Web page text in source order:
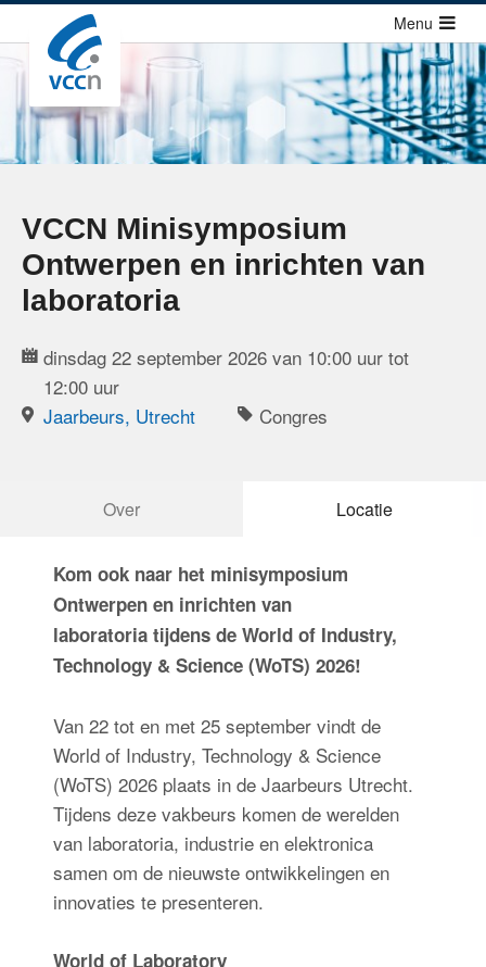
Sla
links
over
Jump
to
to
main
content
Menu
VCCN Minisymposium
Ontwerpen en inrichten van
laboratoria
dinsdag 22 september 2026 van 10:00 uur tot
12:00 uur
Jaarbeurs, Utrecht
Congres
Over Locatie
Kom ook naar het minisymposium
Ontwerpen en inrichten van
laboratoria tijdens de World of Industry,
Technology & Science (WoTS) 2026!
Van 22 tot en met 25 september vindt de
World of Industry, Technology & Science
(WoTS) 2026 plaats in de Jaarbeurs Utrecht.
Tijdens deze vakbeurs komen de werelden
van laboratoria, industrie en elektronica
samen om de nieuwste ontwikkelingen en
innovaties te presenteren.
World of Laboratory
Cursussen
Congressen
Congressen
Richtlijnen